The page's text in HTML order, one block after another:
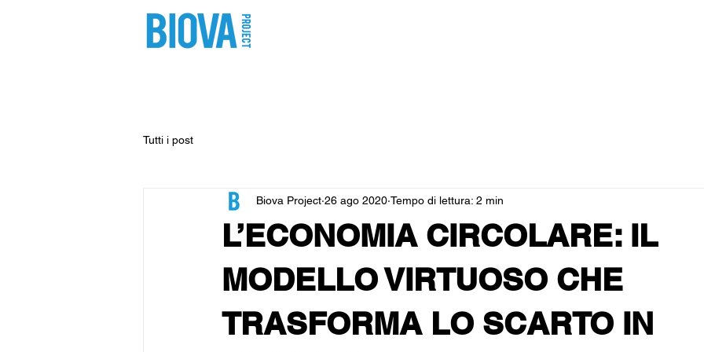
Tutti i post
L’ECONOMIA CIRCOLARE: IL
MODELLO VIRTUOSO CHE
TRASFORMA LO SCARTO IN
Biova Project 26 ago 2020 Tempo di lettura: 2 min